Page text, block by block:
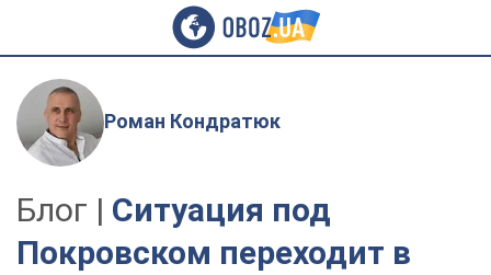
Роман Кондратюк
Блог | Ситуация под
Покровском переходит в